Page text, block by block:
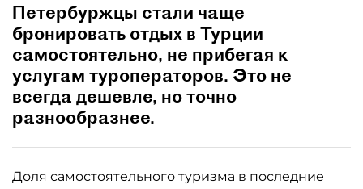
Петербуржцы стали чаще
бронировать отдых в Турции
самостоятельно, не прибегая к
услугам туроператоров. Это не
всегда дешевле, но точно
разнообразнее.
Доля самостоятельного туризма в последние